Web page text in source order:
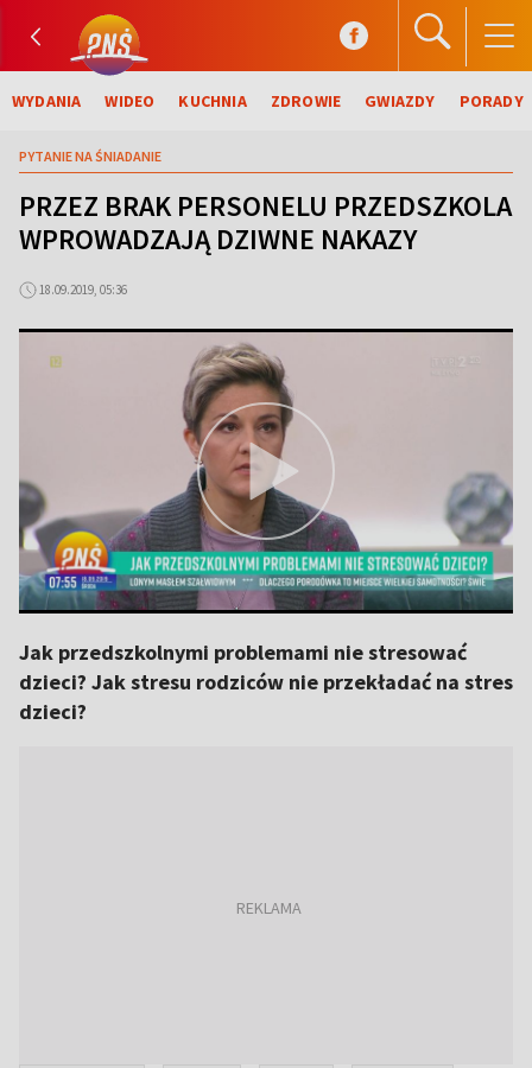
WYDANIA WIDEO KUCHNIA ZDROWIE GWIAZDY PORADY
PYTANIE NA ŚNIADANIE
PRZEZ BRAK PERSONELU PRZEDSZKOLA
WPROWADZAJĄ DZIWNE NAKAZY
18.09.2019, 05:36
Jak przedszkolnymi problemami nie stresować
dzieci? Jak stresu rodziców nie przekładać na stres
dzieci?